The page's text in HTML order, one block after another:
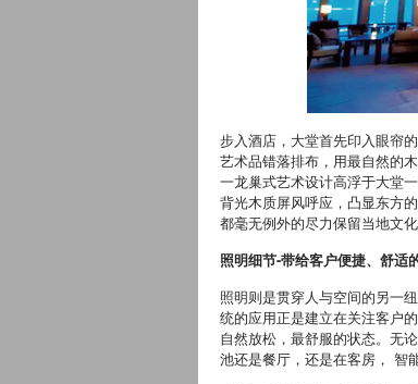
步入酒店，大堂首先印入眼帘
艺术品错落排布，用最自然的
一龙巢式艺术设计高浮于大堂
背光木质屏风呼应，凸显东方
都毫无例外的尽力保留当地文化
照明细节-带给客户便捷、舒适
照明则是贯穿人与空间的另一
统的应用正是建立在关注客户
自然放松，最舒服的状态。无
池还是餐厅，还是在客房， 智